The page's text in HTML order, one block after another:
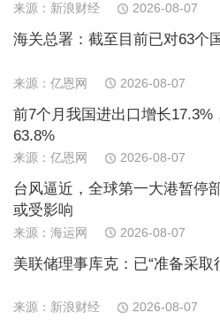
来源：新浪财经 2026-08-07
海关总署：截至目前已对63个
来源：亿恩网 2026-08-07
前7个月我国进出口增长17.3%
63.8%
来源：亿恩网 2026-08-07
台风逼近，全球第一大港暂停
或受影响
来源：海运网 2026-08-07
美联储理事库克：已“准备采取
来源：新浪财经 2026-08-07